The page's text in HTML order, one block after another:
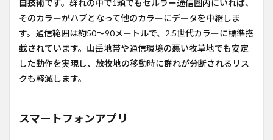
参考
URL
自技術です。群れの中で1頭でもセルラー通信圏内にいれば、
そのカラーがハブとなって他のカラーにデータを中継しま
す。通信範囲は約50〜90メートルで、2.5世代カラーに標準搭
載されています。山岳地帯や通信環境の悪い牧草地でも安定
した動作を実現し、放牧地の移動時に群れが分断されるリス
クも軽減します。
スマートフォンアプリ